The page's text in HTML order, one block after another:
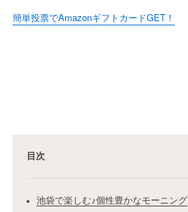
簡単投票でAmazonギフトカードGET！
目次
池袋で楽しむ♪個性豊かなモーニング